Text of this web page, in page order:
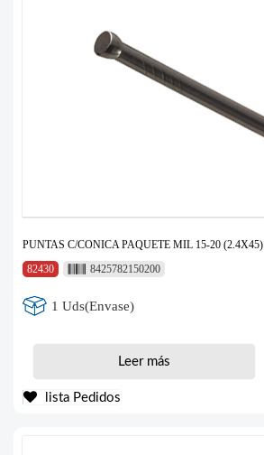
PUNTAS C/CONICA PAQUETE MIL 15-20 (2.4X45)
82430
8425782150200
1 Uds(Envase)
Leer más
lista Pedidos